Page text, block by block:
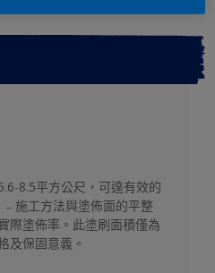
8.5平方公尺，可達有效的
施工方法與塗佈面的平整
際塗佈率。此塗刷面積僅為
及保固意義。